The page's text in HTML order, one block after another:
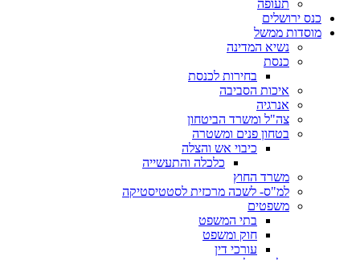
תעופה
כנס ירושלים
מוסדות ממשל
נשיא המדינה
כנסת
בחירות לכנסת
איכות הסביבה
אנרגיה
צה"ל ומשרד הביטחון
בטחון פנים ומשטרה
כיבוי אש והצלה
כלכלה והתעשייה
משרד החוץ
למ"ס- לשכה מרכזית לסטטיסטיקה
משפטים
בתי המשפט
חוק ומשפט
עורכי דין